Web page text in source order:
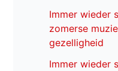
Immer wieder
zomerse
gezelligheid
Immer wieder